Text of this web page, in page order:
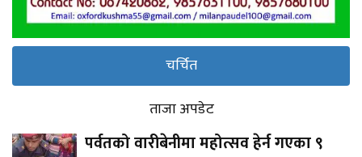
चर्चित
ताजा अपडेट
पर्वतको वारीबेनीमा महोत्सव हेर्न गएका ९